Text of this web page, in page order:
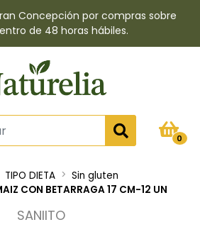
Concepción por compras sobre
de 48 horas hábiles.
0
TIPO DIETA
Sin gluten
CON BETARRAGA 17 CM-12 UN
SANIITO